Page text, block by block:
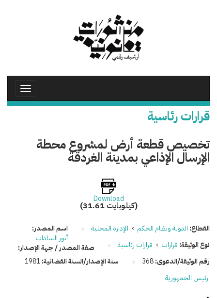
Toggle
قرارات رئاسية
تخصيص قطعة أرض لمشروع محطة
الإرسال الإذاعي بمدينة الغردقة
Download
(31.61 كيلوبايت)
القطاع: الدولة ونظام الحكم › الإدارة المحلية
نوع الوثيقة: قرارات › قرارات رئاسية
رقم الوثيقة/الدعوى:368 سنة الإصدار/السنة القضائية: 1981
اسم المصدر:
أنور السادات
صفة المصدر / جهة الإصدار:
رئيس الجمهورية